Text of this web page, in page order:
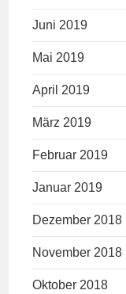
Juni 2019
Mai 2019
April 2019
März 2019
Februar 2019
Januar 2019
Dezember 2018
November 2018
Oktober 2018